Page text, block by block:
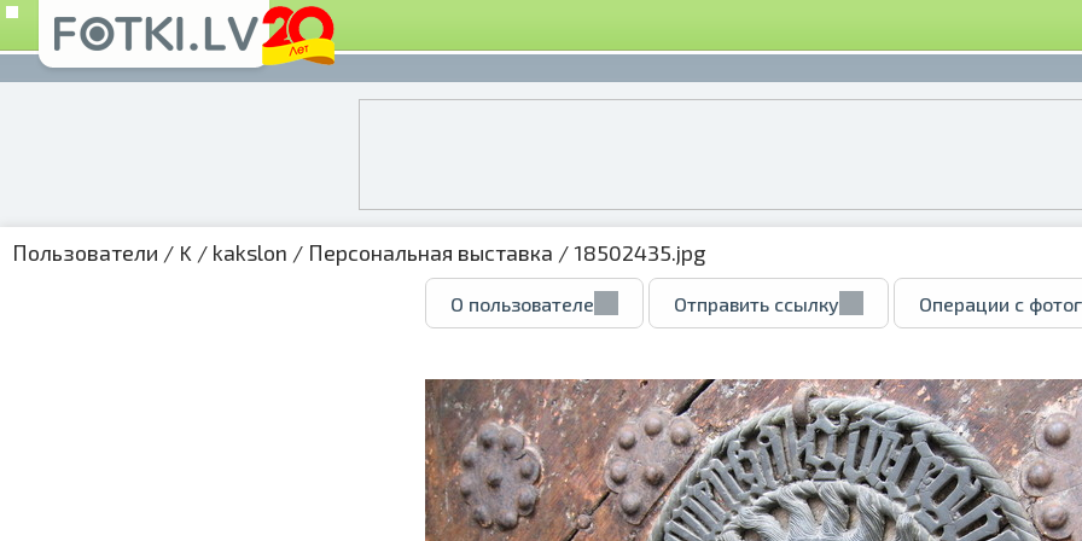
Пользователи / K / kakslon / Персональная выставка / 18502435.jpg
О пользователе Отправить ссылку Операции с